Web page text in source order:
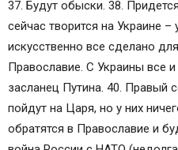
37. Будут обыски. 38.
сейчас творится на Украине
искусственно все сделано
Православие. С Украины все
засланец Путина. 40. Правый
пойдут на Царя, но у них
обратятся в Православие и